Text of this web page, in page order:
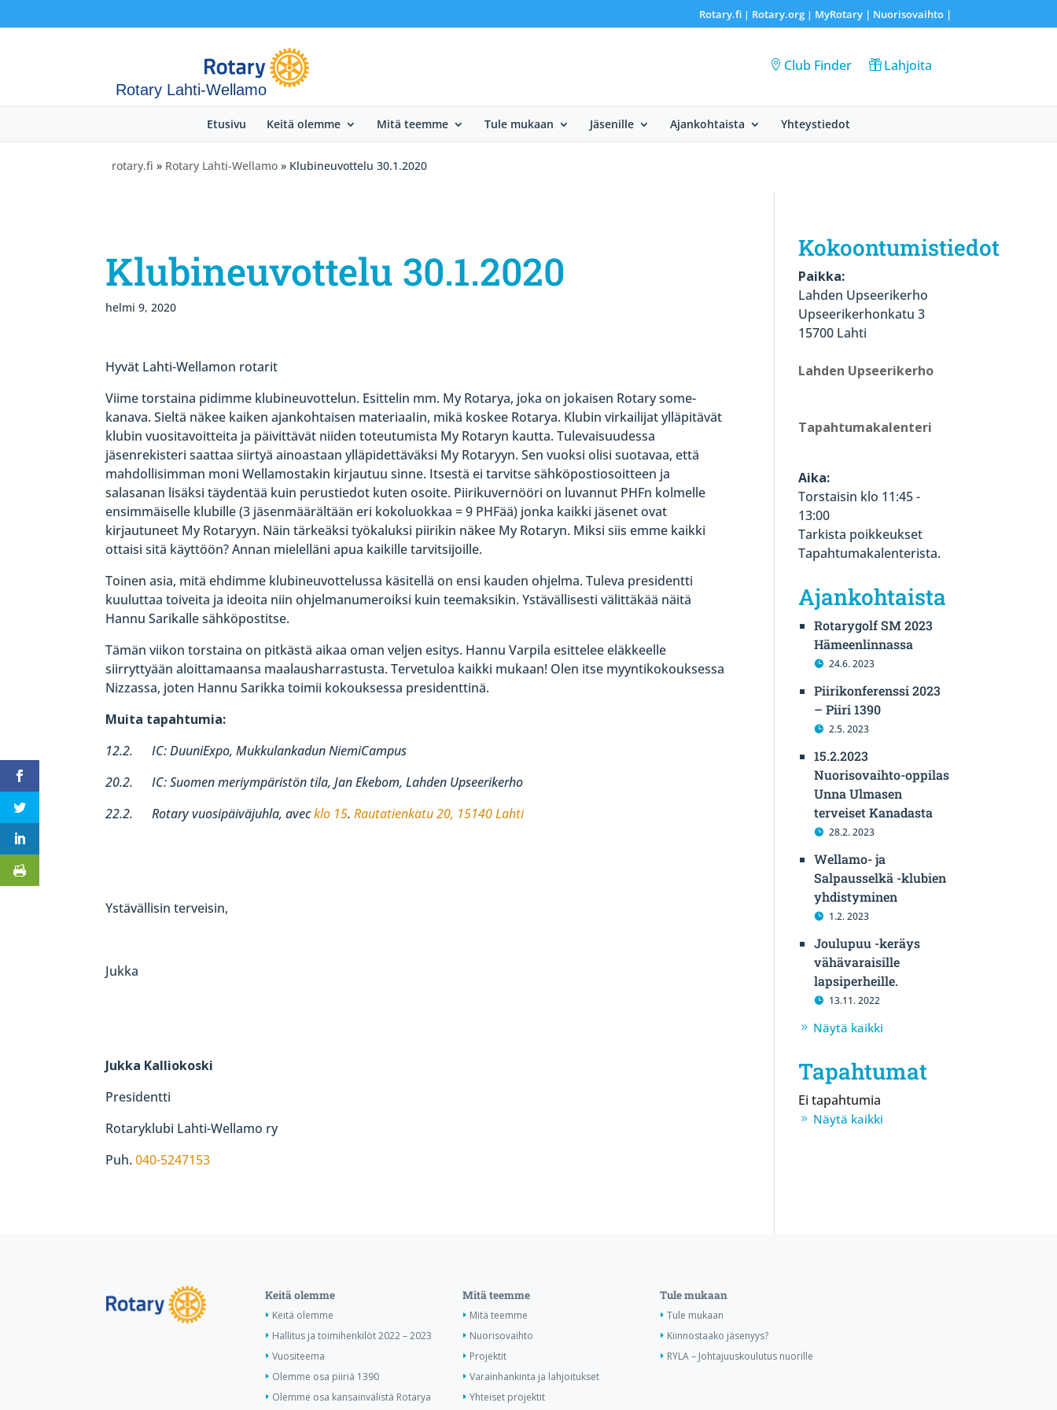
Rotary.fi| Rotary.org| MyRotary | Nuorisovaihto|
Rotary Lahti-Wellamo
Club Finder Lahjoita
Etusivu Keitä olemme Mitä teemme Tule mukaan Jäsenille Ajankohtaista Yhteystiedot
rotary.fi » Rotary Lahti-Wellamo » Klubineuvottelu 30.1.2020
Klubineuvottelu 30.1.2020
helmi 9, 2020
Hyvät Lahti-Wellamon rotarit
Viime torstaina pidimme klubineuvottelun. Esittelin mm. My Rotarya, joka on jokaisen Rotary some-
kanava. Sieltä näkee kaiken ajankohtaisen materiaaIin, mikä koskee Rotarya. Klubin virkailijat ylläpitävät
klubin vuositavoitteita ja päivittävät niiden toteutumista My Rotaryn kautta. Tulevaisuudessa
jäsenrekisteri saattaa siirtyä ainoastaan ylläpidettäväksi My Rotaryyn. Sen vuoksi olisi suotavaa, että
mahdollisimman moni Wellamostakin kirjautuu sinne. Itsestä ei tarvitse sähköpostiosoitteen ja
salasanan lisäksi täydentää kuin perustiedot kuten osoite. Piirikuvernööri on luvannut PHFn kolmelle
ensimmäiselle klubille (3 jäsenmäärältään eri kokoluokkaa = 9 PHFää) jonka kaikki jäsenet ovat
kirjautuneet My Rotaryyn. Näin tärkeäksi työkaluksi piirikin näkee My Rotaryn. Miksi siis emme kaikki
ottaisi sitä käyttöön? Annan mielelläni apua kaikille tarvitsijoille.
Toinen asia, mitä ehdimme klubineuvottelussa käsitellä on ensi kauden ohjelma. Tuleva presidentti
kuuluttaa toiveita ja ideoita niin ohjelmanumeroiksi kuin teemaksikin. Ystävällisesti välittäkää näitä
Hannu Sarikalle sähköpostitse.
Tämän viikon torstaina on pitkästä aikaa oman veljen esitys. Hannu Varpila esittelee eläkkeelle
siirryttyään aloittamaansa maalausharrastusta. Tervetuloa kaikki mukaan! Olen itse myyntikokouksessa
Nizzassa, joten Hannu Sarikka toimii kokouksessa presidenttinä.
Muita tapahtumia:
12.2. IC: DuuniExpo, Mukkulankadun NiemiCampus
20.2. IC: Suomen meriympäristön tila, Jan Ekebom, Lahden Upseerikerho
22.2. Rotary vuosipäiväjuhla, avecklo 15.Rautatienkatu 20, 15140 Lahti
Ystävällisin terveisin,
Jukka
Jukka Kalliokoski
Presidentti
Rotaryklubi Lahti-Wellamo ry
Puh.040-5247153
Kokoontumistiedot
Paikka:
Lahden Upseerikerho
Upseerikerhonkatu 3
15700 Lahti
Lahden Upseerikerho
Tapahtumakalenteri
Aika:
Torstaisin klo 11:45 -
13:00
Tarkista poikkeukset
Tapahtumakalenterista.
Ajankohtaista
Rotarygolf SM 2023
Hämeenlinnassa
24.6. 2023
Piirikonferenssi 2023
– Piiri 1390
2.5. 2023
15.2.2023
Nuorisovaihto-oppilas
Unna Ulmasen
terveiset Kanadasta
28.2. 2023
Wellamo- ja
Salpausselkä -klubien
yhdistyminen
1.2. 2023
Joulupuu -keräys
vähävaraisille
lapsiperheille.
13.11. 2022
Näytä kaikki
Tapahtumat
Ei tapahtumia
Näytä kaikki
Keitä olemme
Keitä olemme
Hallitus ja toimihenkilöt 2022 – 2023
Vuositeema
Olemme osa piiriä 1390
Olemme osa kansainvälistä Rotarya
Mitä teemme
Mitä teemme
Nuorisovaihto
Projektit
Varainhankinta ja lahjoitukset
Yhteiset projektit
Tule mukaan
Tule mukaan
Kiinnostaako jäsenyys?
RYLA – Johtajuuskoulutus nuorille